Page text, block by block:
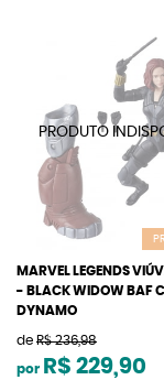
MARVEL LEGENDS
- BLACK WIDOW BAF
DYNAMO
de R$ 236,98
por R$ 229,90